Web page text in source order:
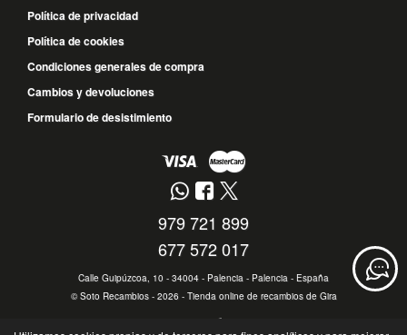
Política de privacidad
Política de cookies
Condiciones generales de compra
Cambios y devoluciones
Formulario de desistimiento
979 721 899
677 572 017
Calle Guipúzcoa, 10 - 34004 - Palencia - Palencia - España
©Soto Recambios- 2026 - Tienda online de recambios de Gira